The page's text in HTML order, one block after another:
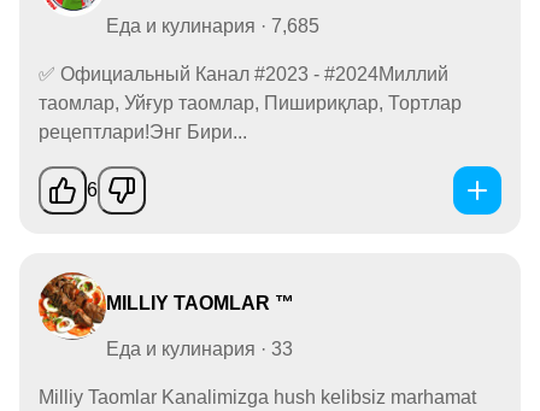
Еда и кулинария · 7,685
✅ Официальный Канал #2023 - #2024Миллий
таомлар, Уйғур таомлар, Пишириқлар, Тортлар
рецептлари!Энг Бири...
6
MILLIY TAOMLAR ™
Еда и кулинария · 33
Milliy Taomlar Kanalimizga hush kelibsiz marhamat